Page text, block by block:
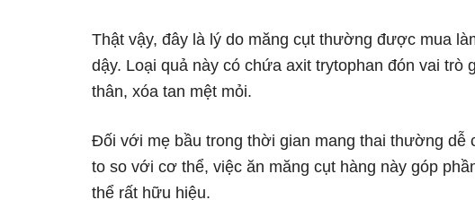
Thật vậy, đây là lý do măng cụt thường được mua
dậy. Loại quả này có chứa axit trytophan đón vai trò
thân, xóa tan mệt mỏi.
Đối với mẹ bầu trong thời gian mang thai thường dễ
to so với cơ thể, việc ăn măng cụt hàng này góp
thể rất hữu hiệu.